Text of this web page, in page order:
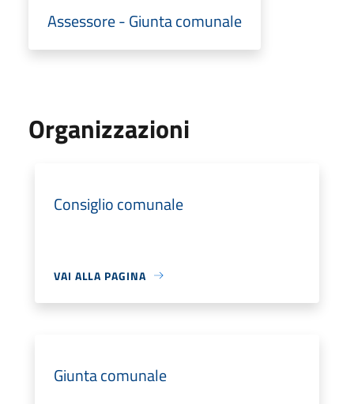
Assessore - Giunta comunale
Organizzazioni
Consiglio comunale
VAI ALLA PAGINA
Giunta comunale